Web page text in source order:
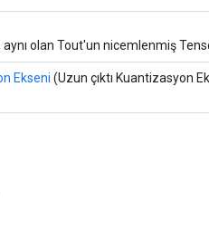
aynı olan Tout'un nicemlenmiş
Ekseni (Uzun çıktı Kuantizasyon